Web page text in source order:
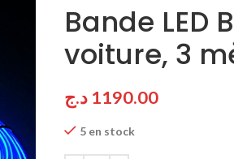
Bande LED
voiture, 3
1190.00 د.ج
5 en stock